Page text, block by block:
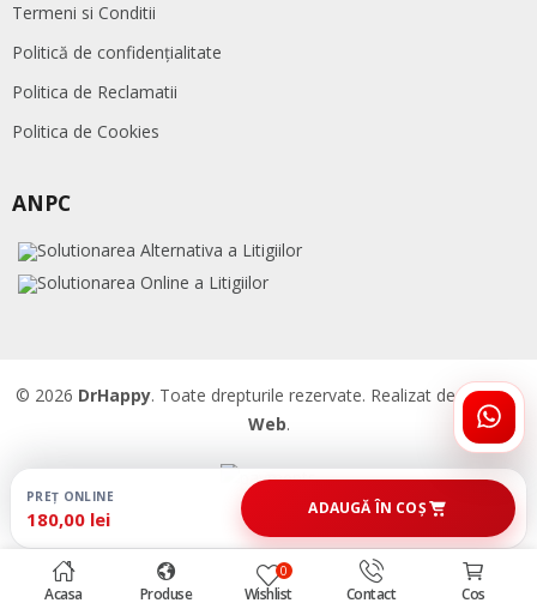
Acasa Produse
0
Wishlist Contact Cos
Termeni si Conditii
Politică de confidențialitate
Politica de Reclamatii
Politica de Cookies
ANPC
© 2026 DrHappy. Toate drepturile rezervate. Realizat deAccent
Web.
PREȚ ONLINE
180,00 lei ADAUGĂ ÎN COȘ